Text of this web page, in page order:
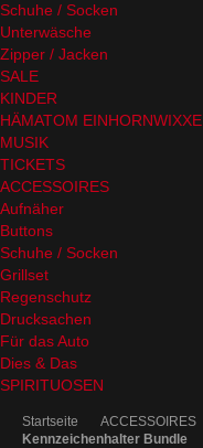
Schuhe / Socken
Unterwäsche
Zipper / Jacken
SALE
KINDER
HÄMATOM EINHORNWIXXE
MUSIK
TICKETS
ACCESSOIRES
Aufnäher
Buttons
Schuhe / Socken
Grillset
Regenschutz
Drucksachen
Für das Auto
Dies & Das
SPIRITUOSEN
Startseite ACCESSOIRES
Kennzeichenhalter Bundle